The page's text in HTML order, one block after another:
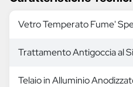
Vetro Temperato Fume'
Trattamento Antigoccia al
Telaio in Alluminio